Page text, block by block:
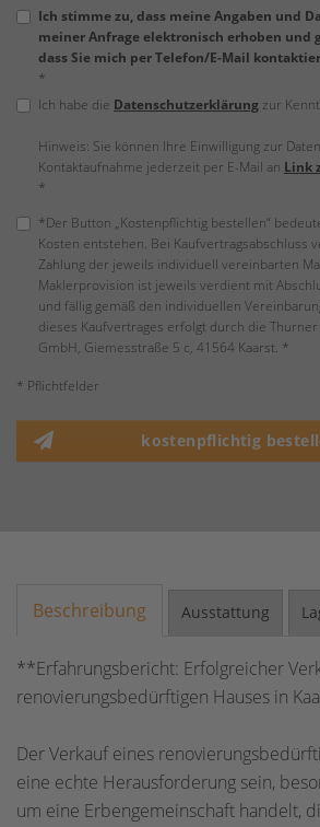
Ich stimme zu, dass meine Angaben und
meiner Anfrage elektronisch erhoben und
dass Sie mich per Telefon/E-Mail
*
Ich habe die Datenschutzerklärung zur
Hinweis: Sie können Ihre Einwilligung zur
Kontaktaufnahme jederzeit per E-Mail an Link
*
*Der Button „Kostenpflichtig bestellen“
Kosten entstehen. Bei Kaufvertragsabschluss
Zahlung der jeweils individuell vereinbarten
Maklerprovision ist jeweils verdient mit
und fällig gemäß den individuellen
dieses Kaufvertrages erfolgt durch die
GmbH, Giemesstraße 5 c, 41564 Kaarst. *
* Pflichtfelder
kostenpflichtig
Beschreibung Ausstattung
**Erfahrungsbericht: Erfolgreicher
renovierungsbedürftigen Hauses in
Der Verkauf eines
eine echte Herausforderung sein,
um eine Erbengemeinschaft handelt,